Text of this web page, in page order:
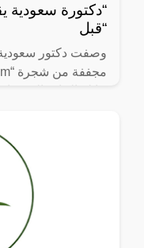
“دكتورة
“قبل
وصفت دكتور سعودية